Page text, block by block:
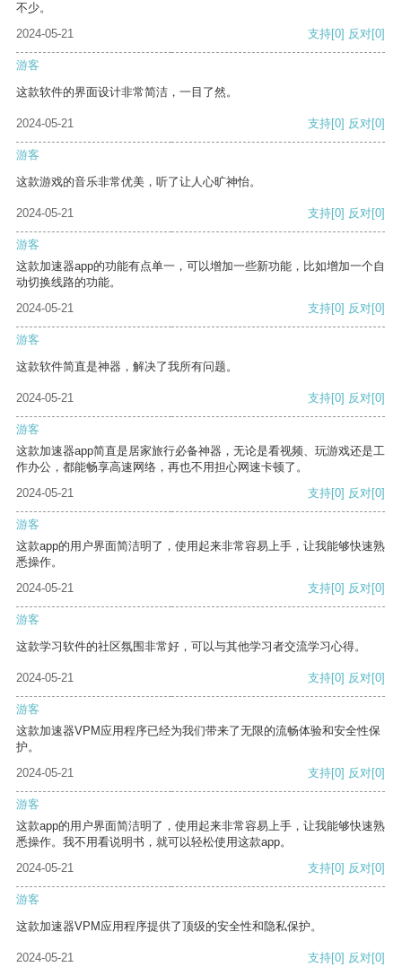
不少。
2024-05-21
支持[0] 反对[0]
游客
这款软件的界面设计非常简洁，一目了然。
2024-05-21 支持[0] 反对[0]
游客
这款游戏的音乐非常优美，听了让人心旷神怡。
2024-05-21 支持[0] 反对[0]
游客
这款加速器app的功能有点单一，可以增加一些新功能，比如增加一个自
动切换线路的功能。
2024-05-21
支持[0] 反对[0]
游客
这款软件简直是神器，解决了我所有问题。
2024-05-21 支持[0] 反对[0]
游客
这款加速器app简直是居家旅行必备神器，无论是看视频、玩游戏还是工
作办公，都能畅享高速网络，再也不用担心网速卡顿了。
2024-05-21
支持[0] 反对[0]
游客
这款app的用户界面简洁明了，使用起来非常容易上手，让我能够快速熟
悉操作。
2024-05-21
支持[0] 反对[0]
游客
这款学习软件的社区氛围非常好，可以与其他学习者交流学习心得。
2024-05-21 支持[0] 反对[0]
游客
这款加速器VPM应用程序已经为我们带来了无限的流畅体验和安全性保
护。
2024-05-21
支持[0] 反对[0]
游客
这款app的用户界面简洁明了，使用起来非常容易上手，让我能够快速熟
悉操作。我不用看说明书，就可以轻松使用这款app。
2024-05-21
支持[0] 反对[0]
游客
这款加速器VPM应用程序提供了顶级的安全性和隐私保护。
2024-05-21 支持[0] 反对[0]